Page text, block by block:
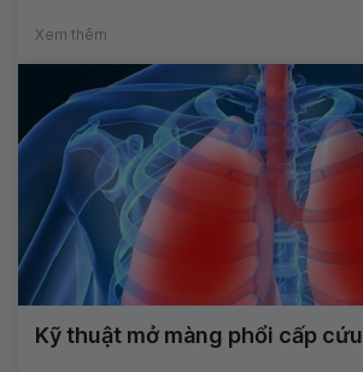
Xem thêm
Kỹ thuật mở màng phổi cấp cứu